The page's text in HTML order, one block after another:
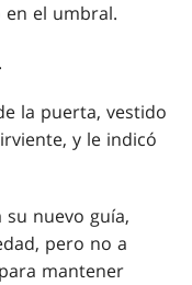
el umbral.
la puerta, vestido
y le indicó
su nuevo guía,
pero no a
mantener